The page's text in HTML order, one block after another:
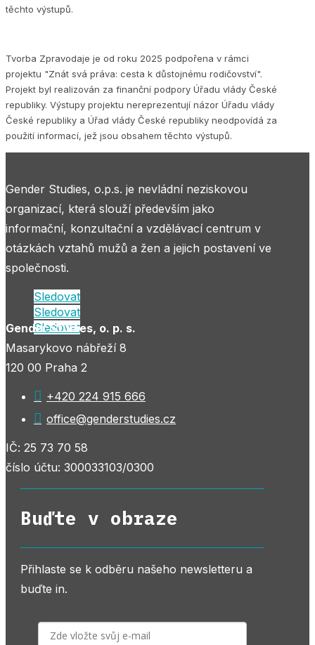
těchto výstupů.
Tvorba Zpravodaje je od roku 2025 podpořena v rámci
projektu "Znát svá práva: cesta k důstojnému rodičovství".
Projekt byl realizován za finanční podpory Úřadu vlády České
republiky. Výstupy projektu nereprezentují názor Úřadu vlády
České republiky a Úřad vlády České republiky neodpovídá za
použití informací, jež jsou obsahem těchto výstupů.
Gender Studies, o.p.s. je nevládní neziskovou
organizací, která slouží především jako
informační, konzultační a vzdělávací centrum v
otázkách vztahů mužů a žen a jejich postavení ve
společnosti.
Sledovat
Sledovat
Sledovat
Gender Studies, o. p. s.
Masarykovo nábřeží 8
120 00 Praha 2
 +420 224 915 666
 office@genderstudies.cz
IČ: 25 73 70 58
číslo účtu: 300033103/0300
Buďte v obraze
Přihlaste se k odběru našeho newsletteru a
buďte in.